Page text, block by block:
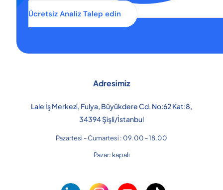
Ücretsiz Analiz Talep edin
Adresimiz
Lale İş Merkezi, Fulya, Büyükdere Cd. No:62 Kat:8,
34394 Şişli/İstanbul
Pazartesi - Cumartesi : 09.00 - 18.00
Pazar: kapalı